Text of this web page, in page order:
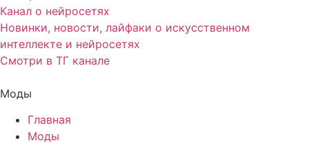
Канал о нейросетях
Новинки, новости, лайфаки о искусственном
интеллекте и нейросетях
Смотри в ТГ канале
Моды
Главная
Моды